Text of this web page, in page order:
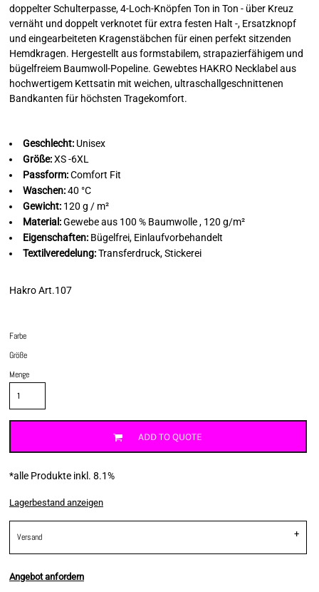
doppelter Schulterpasse, 4-Loch-Knöpfen Ton in Ton - über Kreuz
vernäht und doppelt verknotet für extra festen Halt -, Ersatzknopf
und eingearbeiteten Kragenstäbchen für einen perfekt sitzenden
Hemdkragen. Hergestellt aus formstabilem, strapazierfähigem und
bügelfreiem Baumwoll-Popeline. Gewebtes HAKRO Necklabel aus
hochwertigem Kettsatin mit weichen, ultraschallgeschnittenen
Bandkanten für höchsten Tragekomfort.
Geschlecht: Unisex
Größe:XS -6XL
Passform:Comfort Fit
Waschen:40 °C
Gewicht: 120 g / m²
Material:Gewebe aus 100 % Baumwolle , 120 g/m²
Eigenschaften: Bügelfrei, Einlaufvorbehandelt
Textilveredelung:Transferdruck, Stickerei
Hakro Art.107
Farbe
Größe
Menge
ADD TO QUOTE
*alle Produkte inkl. 8.1%
Lagerbestand anzeigen
Versand
Angebot anfordern